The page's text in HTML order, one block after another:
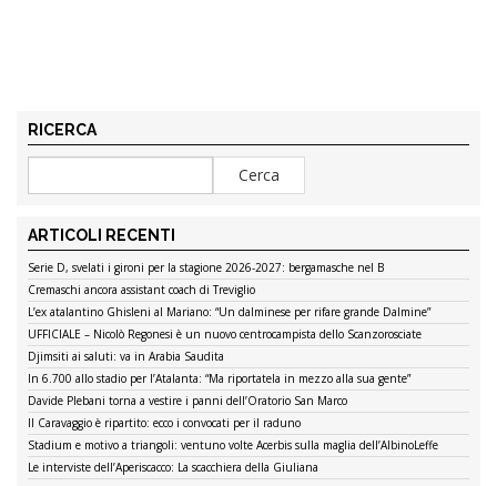
RICERCA
ARTICOLI RECENTI
Serie D, svelati i gironi per la stagione 2026-2027: bergamasche nel B
Cremaschi ancora assistant coach di Treviglio
L’ex atalantino Ghisleni al Mariano: “Un dalminese per rifare grande Dalmine”
UFFICIALE – Nicolò Regonesi è un nuovo centrocampista dello Scanzorosciate
Djimsiti ai saluti: va in Arabia Saudita
In 6.700 allo stadio per l’Atalanta: “Ma riportatela in mezzo alla sua gente”
Davide Plebani torna a vestire i panni dell’Oratorio San Marco
Il Caravaggio è ripartito: ecco i convocati per il raduno
Stadium e motivo a triangoli: ventuno volte Acerbis sulla maglia dell’AlbinoLeffe
Le interviste dell’Aperiscacco: La scacchiera della Giuliana